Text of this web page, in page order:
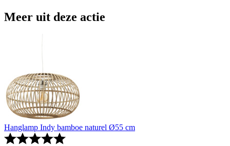
Meer uit deze actie
Hanglamp Indy bamboe naturel Ø55 cm